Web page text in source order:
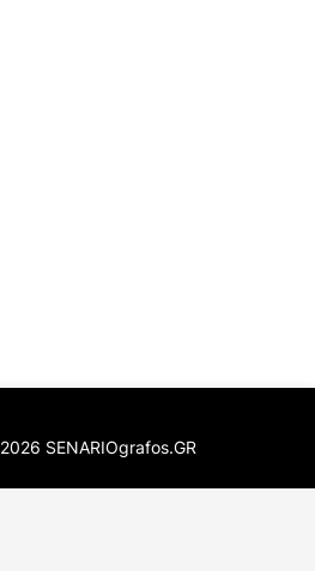
2026 SENARIOgrafos.GR